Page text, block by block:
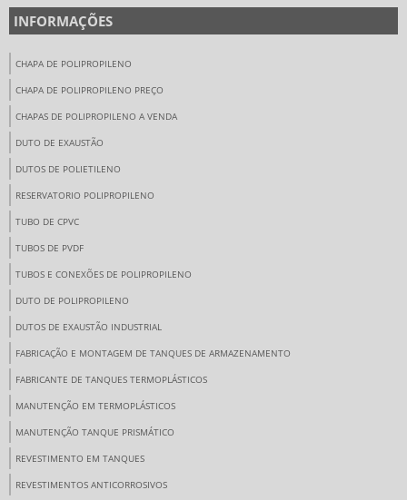
INFORMAÇÕES
CHAPA DE POLIPROPILENO
CHAPA DE POLIPROPILENO PREÇO
CHAPAS DE POLIPROPILENO A VENDA
DUTO DE EXAUSTÃO
DUTOS DE POLIETILENO
RESERVATORIO POLIPROPILENO
TUBO DE CPVC
TUBOS DE PVDF
TUBOS E CONEXÕES DE POLIPROPILENO
DUTO DE POLIPROPILENO
DUTOS DE EXAUSTÃO INDUSTRIAL
FABRICAÇÃO E MONTAGEM DE TANQUES DE ARMAZENAMENTO
FABRICANTE DE TANQUES TERMOPLÁSTICOS
MANUTENÇÃO EM TERMOPLÁSTICOS
MANUTENÇÃO TANQUE PRISMÁTICO
REVESTIMENTO EM TANQUES
REVESTIMENTOS ANTICORROSIVOS